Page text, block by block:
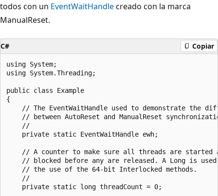
todos con un EventWaitHandlecreado con la marca
ManualReset.
C# Copiar
using System;
using System.Threading;
public class Example
{
// The EventWaitHandle used to demonstrate the
// between AutoReset and ManualReset
    //
    private static EventWaitHandle ewh;
// A counter to make sure all threads are started
// blocked before any are released. A Long is
    // the use of the 64-bit Interlocked methods.
    //
    private static long threadCount = 0;